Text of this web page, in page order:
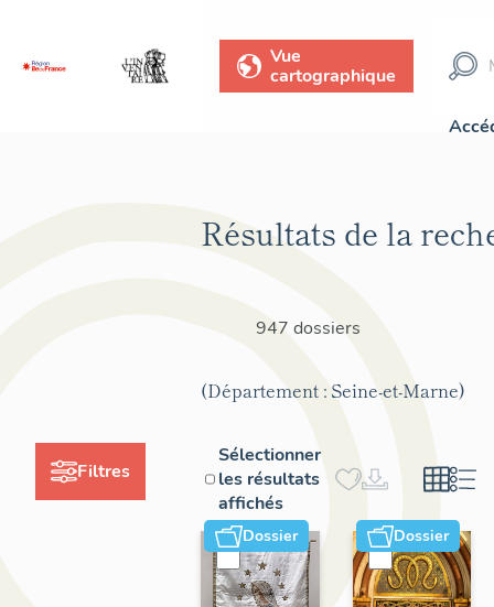
Vue
cartographique
Filtres
Résultats de la
947 dossiers
(Département : Seine-et-Marne)
Sélectionner
les résultats
affichés
Dossier Dossier